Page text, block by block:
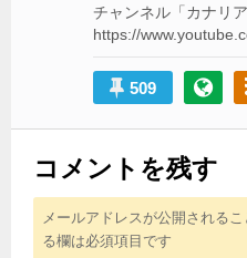
チャンネル「カナリア
https://
509
コメントを残す
メールアドレスが公開されるこ
る欄は必須項目です